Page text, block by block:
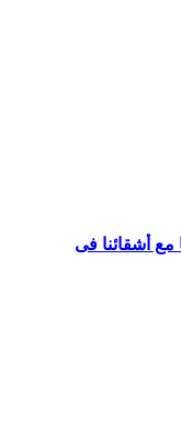
أشقائنا فى